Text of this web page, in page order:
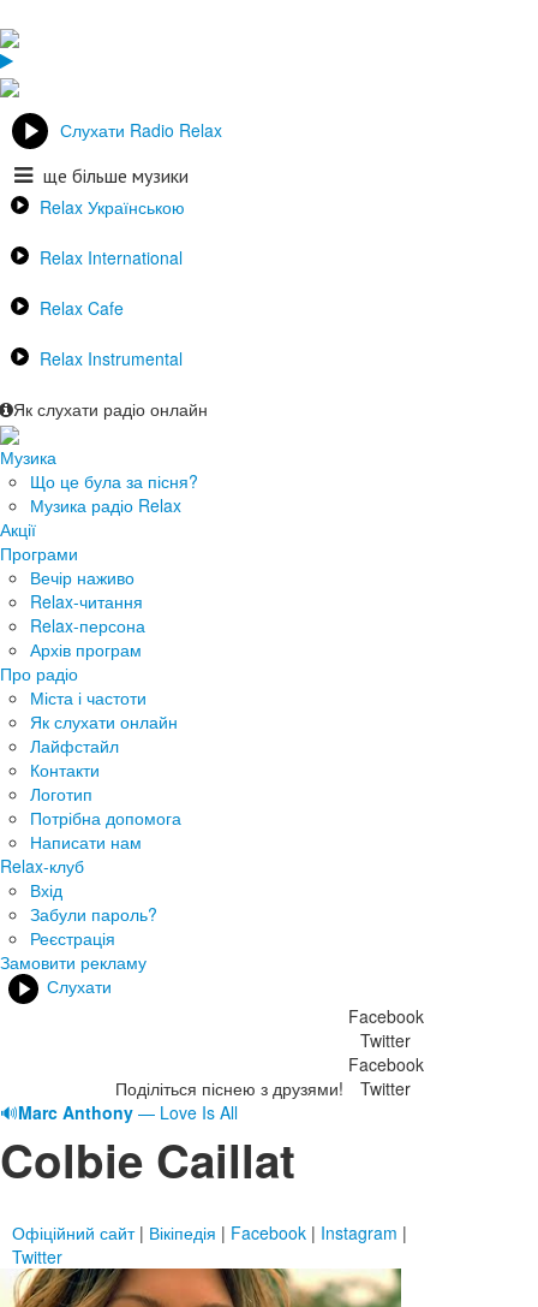
Слухати Radio Relax
ще більше музики
Relax Українською
Relax International
Relax Cafe
Relax Instrumental
Як слухати радіо онлайн
Музика
Що це була за пісня?
Музика радіо Relax
Акції
Програми
Вечір наживо
Relax-читання
Relax-персона
Архів програм
Про радіо
Міста і частоти
Як слухати онлайн
Лайфстайл
Контакти
Логотип
Потрібна допомога
Написати нам
Relax-клуб
Вхід
Забули пароль?
Реєстрація
Замовити рекламу
Слухати
Поділіться піснею з друзями!
Facebook
Twitter
Facebook
Twitter
🔊Marc Anthony — Love Is All
Colbie Caillat
Офіційний сайт| Вікіпедія | Facebook | Instagram |
Twitter